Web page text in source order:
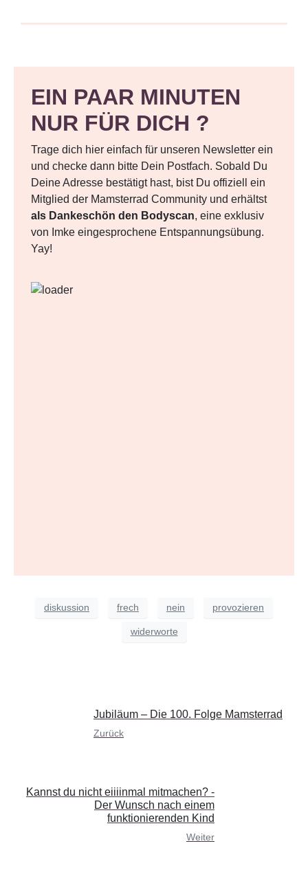
EIN PAAR MINUTEN
NUR FÜR DICH ?
Trage dich hier einfach für unseren Newsletter ein
und checke dann bitte Dein Postfach. Sobald Du
Deine Adresse bestätigt hast, bist Du offiziell ein
Mitglied der Mamsterrad Community und erhältst
als Dankeschön den Bodyscan, eine exklusiv
von Imke eingesprochene Entspannungsübung.
Yay!
diskussion frech nein provozieren
widerworte
Jubiläum – Die 100. Folge Mamsterrad
Zurück
Kannst du nicht eiiiinmal mitmachen? -
Der Wunsch nach einem
funktionierenden Kind
Weiter